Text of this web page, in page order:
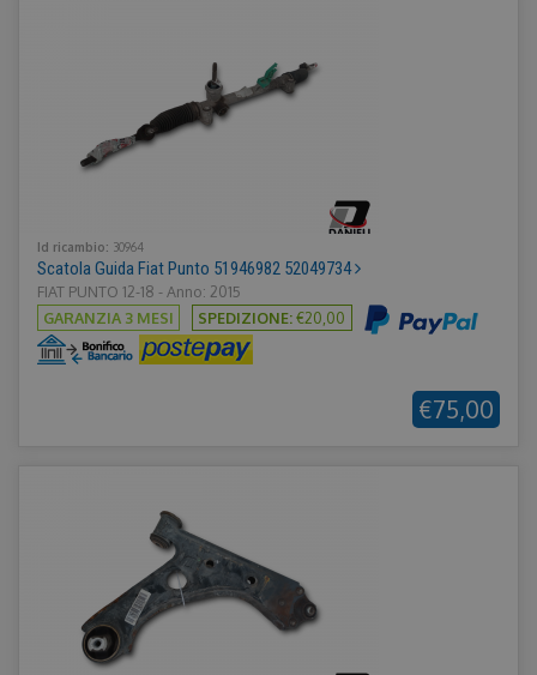
Id ricambio: 30964
Scatola Guida Fiat Punto 51946982 52049734
FIAT PUNTO 12-18 - Anno: 2015
GARANZIA 3 MESI
SPEDIZIONE:€20,00
€75,00